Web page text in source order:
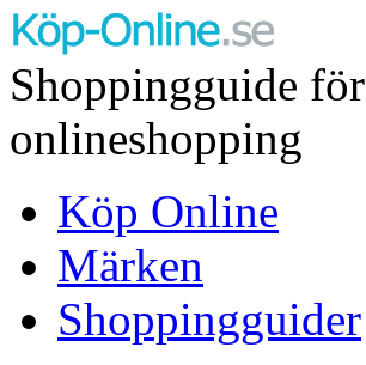
Shoppingguide för
onlineshopping
Köp Online
Märken
Shoppingguider